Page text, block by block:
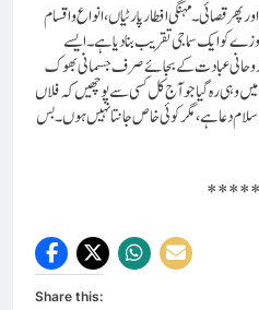
پھر قصائی۔مہنگی افطار پارٹیاں، انواع و اقسام
کو ایک سماجی تقریب بنا دیا ہے۔ ایسے
روحانی عبادت کے بجائے صرف جسمانی بھوک
وہی رہ گیا جو آج کل کسی سے پوچھیں کہ فلاں
دعا ہے، مگر کوئی خاص جانتا نہیں ہوں۔ بس
Share this: